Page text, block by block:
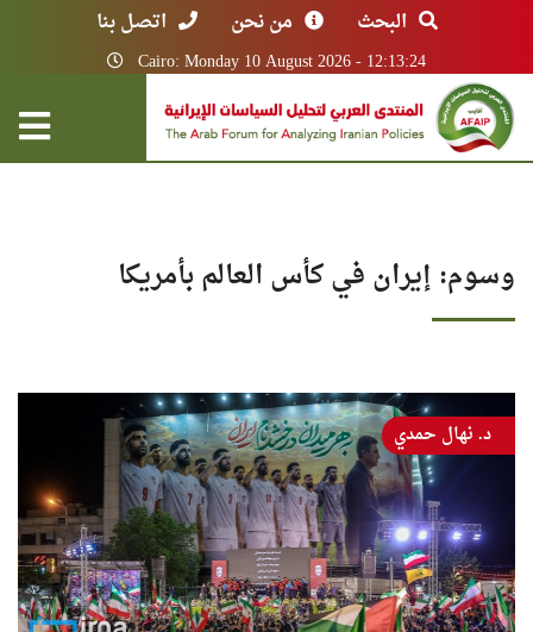
البحث من نحن اتصل بنا
Cairo: Monday 10 August 2026 - 12:13:24
وسوم: إيران في كأس العالم بأمريكا
د. نهال حمدي